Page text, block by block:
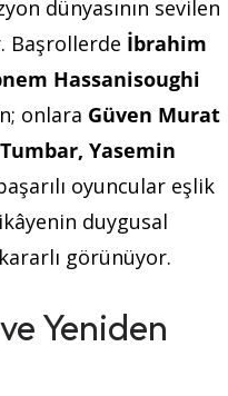
dünyasının sevilen
Başrollerde İbrahim
Hassanisoughi
onlara Güven Murat
Yasemin
oyuncular eşlik
duygusal
görünüyor.
Yeniden